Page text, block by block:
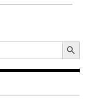
Search Button